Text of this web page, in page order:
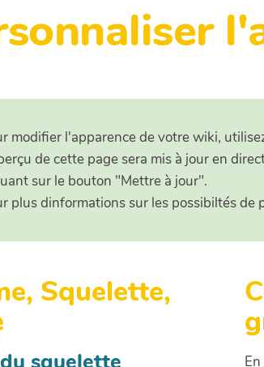
modifier l'apparence de votre wiki,
de cette page sera mis à jour en
sur le bouton "Mettre à jour".
plus dinformations sur les possibiltés de
Squelette,